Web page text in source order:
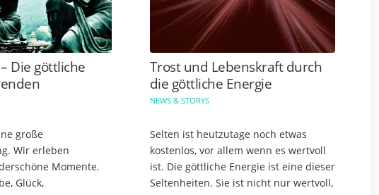
Die göttliche
große
Wir erleben
Momente.
Glück,
Trost und Lebenskraft durch
die göttliche Energie
NEWS & STORYS
Selten ist heutzutage noch etwas
kostenlos, vor allem wenn es wertvoll
ist. Die göttliche Energie ist eine dieser
Seltenheiten. Sie ist nicht nur wertvoll,